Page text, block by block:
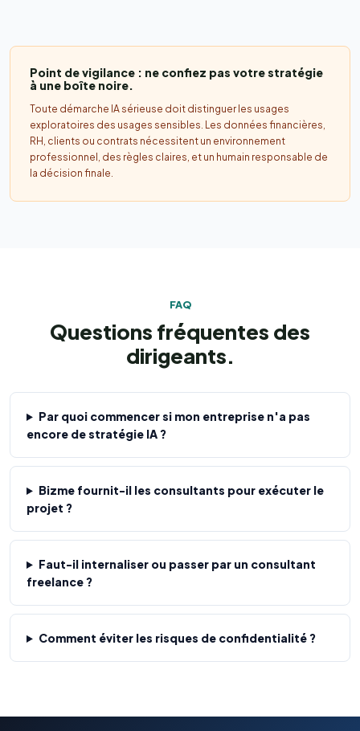
Point de vigilance : ne confiez pas votre stratégie
à une boîte noire.
Toute démarche IA sérieuse doit distinguer les usages
exploratoires des usages sensibles. Les données financières,
RH, clients ou contrats nécessitent un environnement
professionnel, des règles claires, et un humain responsable de
la décision finale.
FAQ
Questions fréquentes des
dirigeants.
Par quoi commencer si mon entreprise n'a pas
encore de stratégie IA ?
Bizme fournit-il les consultants pour exécuter le
projet ?
Faut-il internaliser ou passer par un consultant
freelance ?
Comment éviter les risques de confidentialité ?